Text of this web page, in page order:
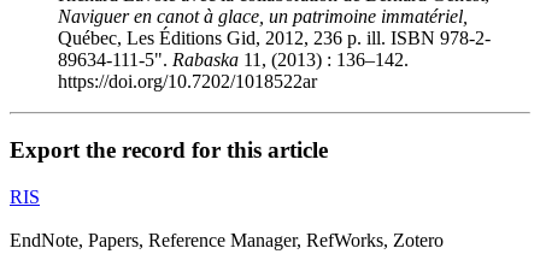
Naviguer en canot à glace, un patrimoine immatériel,
Québec, Les Éditions Gid, 2012, 236 p. ill. ISBN 978-2-
89634-111-5". Rabaska 11, (2013) : 136–142.
https://doi.org/10.7202/1018522ar
Export the record for this article
RIS
EndNote, Papers, Reference Manager, RefWorks, Zotero